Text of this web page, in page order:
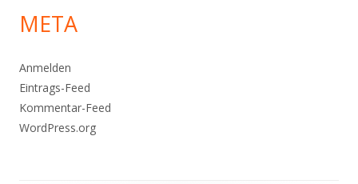
META
Anmelden
Eintrags-Feed
Kommentar-Feed
WordPress.org